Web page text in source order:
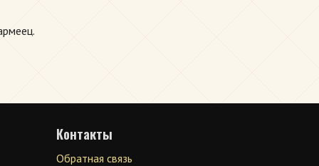
Контакты
Обратная связь